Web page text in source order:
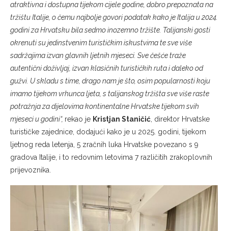
atraktivna i dostupna tijekom cijele godine, dobro prepoznata na
tržištu Italije, o čemu najbolje govori podatak kako je Italija u 2024.
godini za Hrvatsku bila sedmo inozemno tržište. Talijanski gosti
okrenuti su jedinstvenim turističkim iskustvima te sve više
sadržajima izvan glavnih ljetnih mjeseci. Sve češće traže
autentični doživljaj, izvan klasičnih turističkih ruta i daleko od
gužvi. U skladu s time, drago nam je što, osim popularnosti koju
imamo tijekom vrhunca ljeta, s talijanskog tržišta sve više raste
potražnja za dijelovima kontinentalne Hrvatske tijekom svih
mjeseci u godini“, rekao je Kristjan Staničić, direktor Hrvatske
turističke zajednice, dodajući kako je u 2025. godini, tijekom
ljetnog reda letenja, 5 zračnih luka Hrvatske povezano s 9
gradova Italije, i to redovnim letovima 7 različitih zrakoplovnih
prijevoznika.